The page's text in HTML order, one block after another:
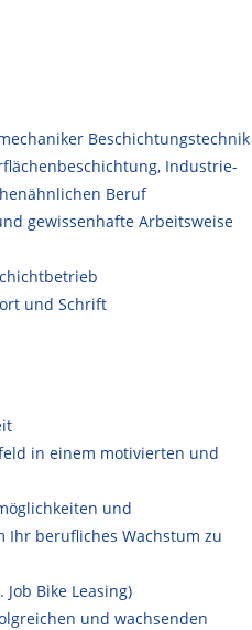
Beschichtungstechnik
Industrie-
Beruf
gewissenhafte Arbeitsweise
und Schrift
in einem motivierten und
und
Ihr berufliches Wachstum zu
Bike Leasing)
und wachsenden